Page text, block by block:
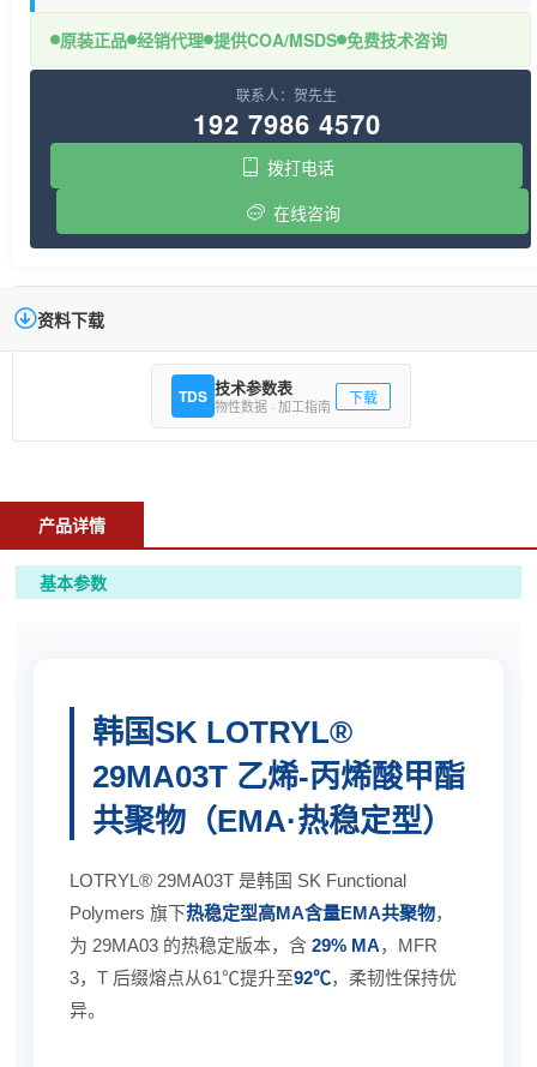
原装正品 经销代理 提供COA/MSDS 免费技术咨询
联系人：贺先生
192 7986 4570
拨打电话
在线咨询
资料下载
TDS 技术参数表
物性数据 · 加工指南 下载
产品详情
基本参数
韩国SK LOTRYL®
29MA03T 乙烯-丙烯酸甲酯
共聚物（EMA·热稳定型）
LOTRYL® 29MA03T 是韩国 SK Functional
Polymers 旗下热稳定型高MA含量EMA共聚物，
为 29MA03 的热稳定版本，含 29% MA，MFR
3，T 后缀熔点从61℃提升至92℃，柔韧性保持优
异。